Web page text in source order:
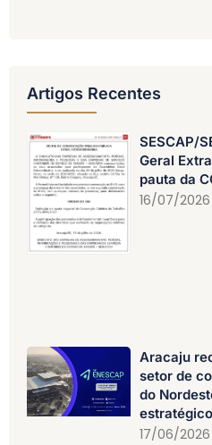
Artigos Recentes
SESCAP/
Geral
pauta da
16/07/2026
Aracaju
setor de
do
estratégico
17/06/2026